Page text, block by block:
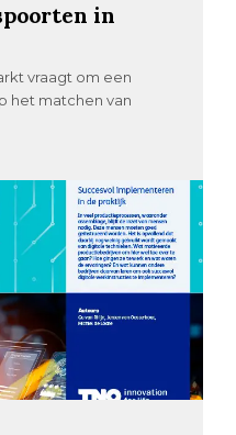
in
vraagt om een
het matchen van